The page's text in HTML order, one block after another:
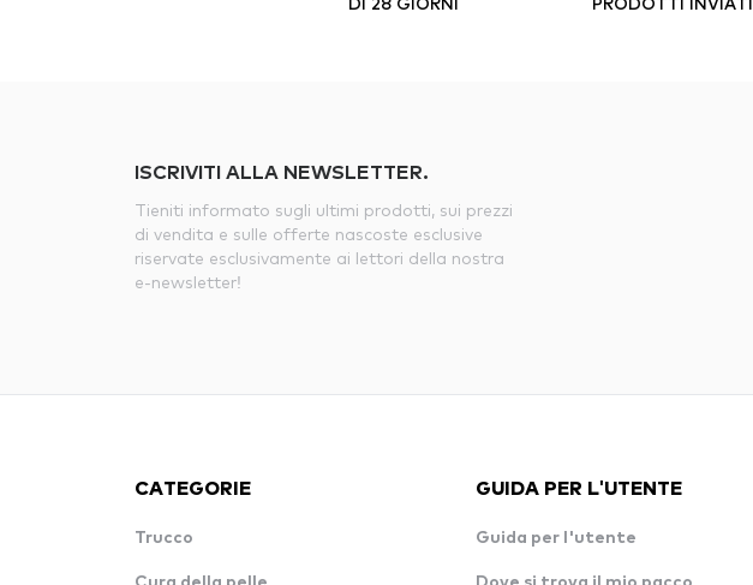
ISCRIVITI ALLA NEWSLETTER.
Tieniti informato sugli ultimi prodotti, sui prezzi
di vendita e sulle offerte nascoste esclusive
riservate esclusivamente ai lettori della nostra
e-newsletter!
CATEGORIE
Trucco
GUIDA PER L'UTENTE
Guida per l'utente